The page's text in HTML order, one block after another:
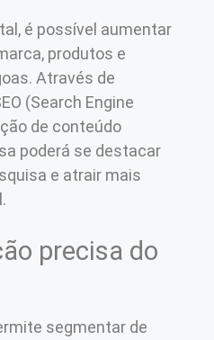
é possível aumentar
produtos e
Através de
(Search Engine
de conteúdo
poderá se destacar
e atrair mais
precisa do
segmentar de